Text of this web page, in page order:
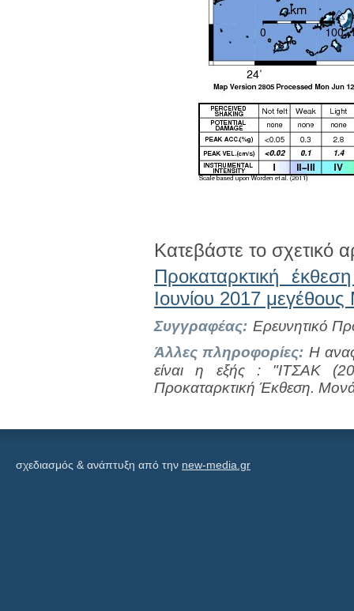
Κατεβάστε το σχετικό
Προκαταρκτική
Ιουνίου 2017
Συγγραφέας: Ερευνητικό
Άλλες πληροφορίες: Η
είναι η εξής : "ΙΤΣΑΚ
Προκαταρκτική Έκθεση.
σχεδιασμός & ανάπτυξη από την new-media.gr